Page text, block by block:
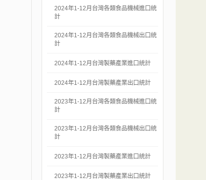
2024年1-12月台灣各類食品機械進口統
計
2024年1-12月台灣各類食品機械出口統
計
2024年1-12月台灣製藥產業進口統計
2024年1-12月台灣製藥產業出口統計
2023年1-12月台灣各類食品機械進口統
計
2023年1-12月台灣各類食品機械出口統
計
2023年1-12月台灣製藥產業進口統計
2023年1-12月台灣製藥產業出口統計